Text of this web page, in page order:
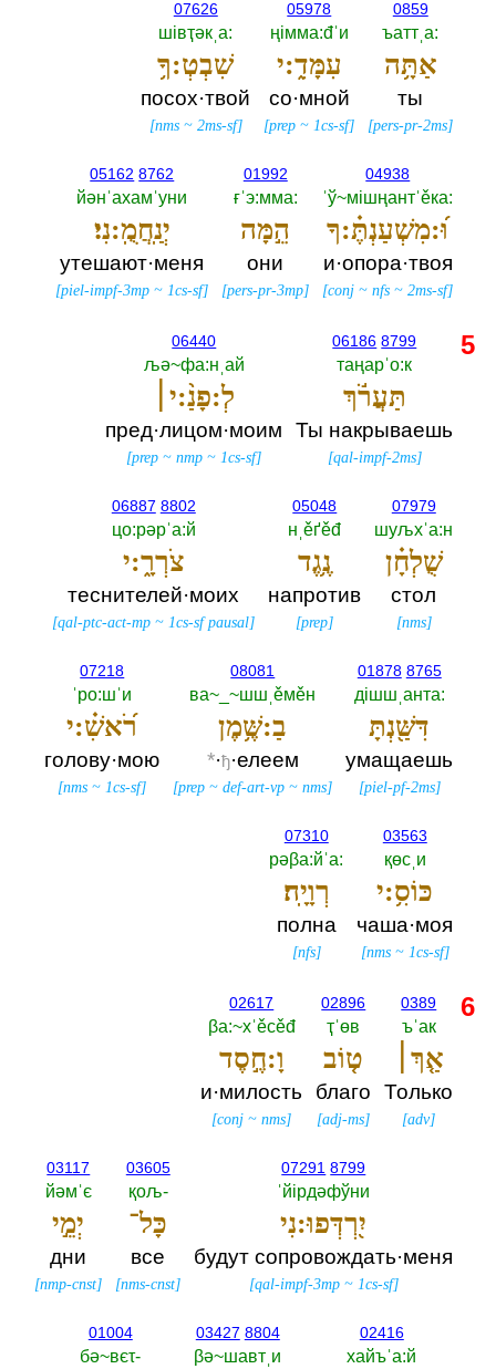
0859
ъаттˌа:‎
אַתָּ֥ה
ты
[pers-pr-2ms]
05978
ңiмма:đˈи
עִמָּדִ֑:י
со·мной
[prep ~1cs-sf]
07626
шiвҭәкˌа:‎
שִׁבְטְ:ךָ֥
посох·твой
[nms~ 2ms-sf]
04938
ˈў~мiшңантˈěка:‎
וּ֝:מִשְׁעַנְתֶּ֗:ךָ
и·опора·твоя
[conj ~nfs ~2ms-sf]
01992
ғˈэ:мма:‎
הֵ֣מָּה
они
[pers-pr-3mp]
05162 8762
йәнˈахамˈуни
יְנַֽחֲמֻֽ:נִי׃
утешают·меня
[piel-impf-3mp ~1cs-sf]
06186 8799
таңарˈо:к
תַּעֲרֹ֬ךְ
Ты накрываешь
[qal-impf-2ms]
06440
љә~фа:нˌай
לְ:פָנַ֨:י׀
пред·лицом·моим
[prep ~nmp ~1cs-sf]
07979
шуљхˈа:н
שֻׁלְחָ֗ן
стол
[nms]
05048
нˌěґěđ
נֶ֥גֶד
напротив
[prep]
06887 8802
цо:рәрˈа:й
צֹרְרָ֑:י
теснителей·моих
[qal-ptc-act-mp ~1cs-sf pausal]
01878 8765
дiшшˌанта:‎
דִּשַּׁ֖נְתָּ
умащаешь
[piel-pf-2ms]
08081
ва~_~шшˌěмěн
בַ:שֶּׁ֥מֶן
*·ђ·елеем
[prep ~def-art-vp ~nms]
07218
ˈро:шˈи
רֹ֝אשִׁ֗:י
голову·мою
[nms ~1cs-sf]
03563
қөсˌи
כּוֹסִ֥:י
чаша·моя
[nms~ 1cs-sf]
07310
рәβа:йˈа:‎
רְוָיָֽה׃
полна
[nfs]
5
0389
ъˈак
אַ֤ךְ׀
Только
[adv]
02896
ҭˈөв
ט֤וֹב
благо
[adj-ms]
02617
βа:~хˈěсěđ
וָ:חֶ֣סֶד
и·милость
[conj ~nms]
07291 8799
ˈйiрдәфўни
יִ֭רְדְּפוּ:נִי
будут сопровождать·меня
[qal-impf-3mp~ 1cs-sf]
03605
қољ-‎
כָּל־
все
[nms-cnst]
03117
йәмˈє
יְמֵ֣י
дни
[nmp-cnst]
02416
хайъˈа:й
03427 8804
βә~шавтˌи
01004
бә~вєτ-‎
6